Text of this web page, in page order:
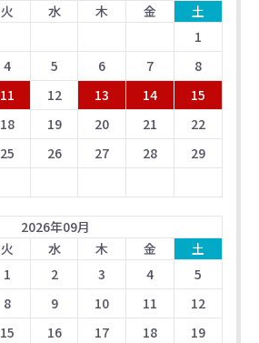
火 水 木 金
土
1
4 5 6 7
8
11 12 13 14
15
18 19 20 21
22
25 26 27 28
29
2026年09月
火 水 木 金
土
1
2 3 4
5
8 9 10 11
12
15 16 17 18
19